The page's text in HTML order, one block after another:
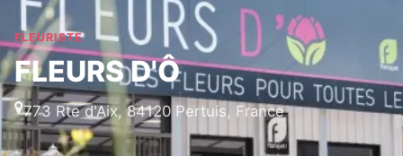
FLEURISTE
FLEURS D'Ô
773 Rte d'Aix, 84120 Pertuis, France